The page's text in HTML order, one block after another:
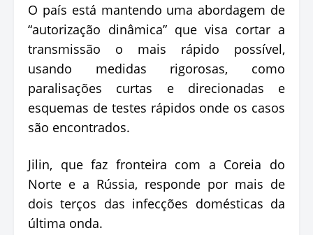
O país está mantendo uma abordagem de
“autorização dinâmica” que visa cortar a
transmissão o mais rápido possível,
usando medidas rigorosas, como
paralisações curtas e direcionadas e
esquemas de testes rápidos onde os casos
são encontrados.
Jilin, que faz fronteira com a Coreia do
Norte e a Rússia, responde por mais de
dois terços das infecções domésticas da
última onda.